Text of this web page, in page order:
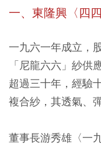
一、東隆興〈四
一九六一年成立，
「尼龍六六」紗供
超過三十年，經驗
複合紗，其透氣、
董事長游秀雄〈一